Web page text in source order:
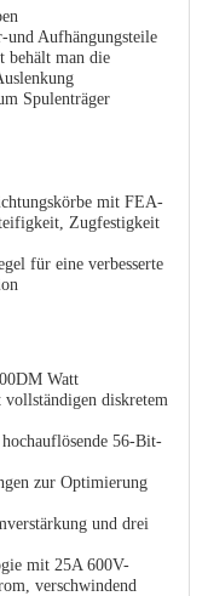
und Aufhängungsteile
behält man die
Spulenträger
mit FEA-
Zugfestigkeit
für eine verbesserte
Watt
diskretem
56-Bit-
zur Optimierung
und drei
mit 25A 600V-
verschwindend